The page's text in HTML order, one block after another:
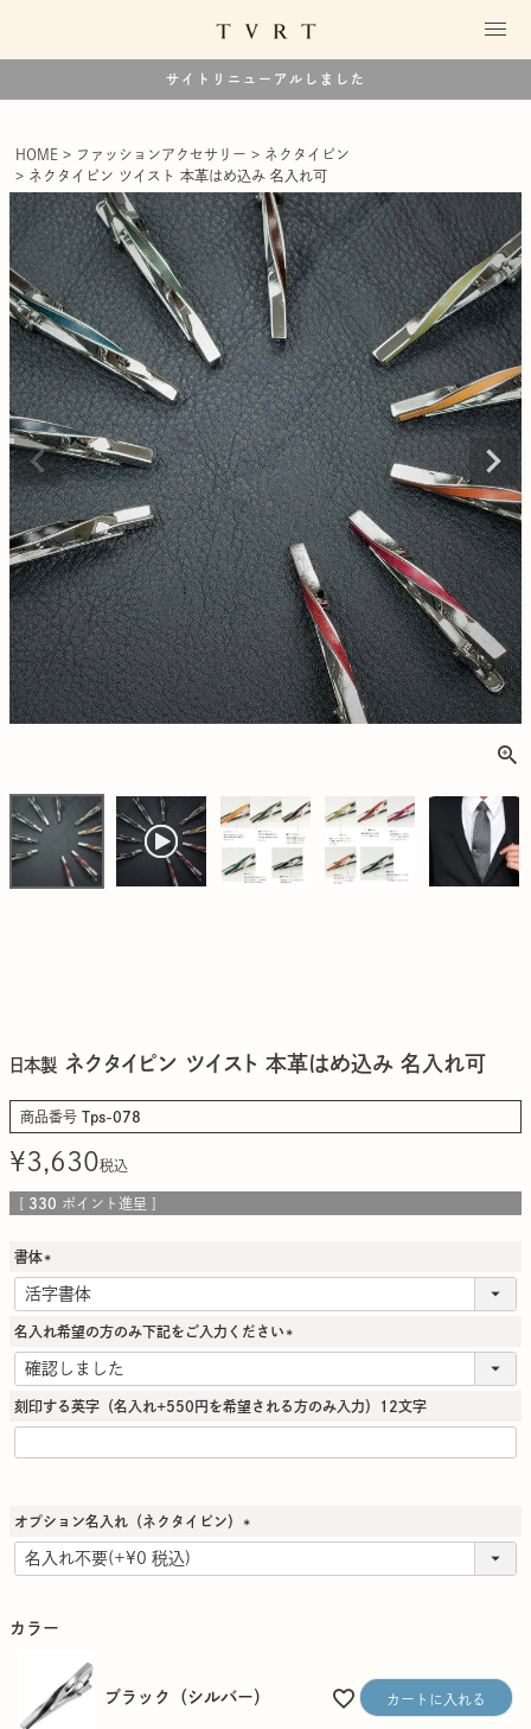
サイトリニューアルしました
HOME ファッションアクセサリー
ネクタイピン
ネクタイピン ツイスト 本革はめ込み 名入れ可
日本製 ネクタイピン ツイスト 本革はめ込み 名入れ可
商品番号 Tps-078
¥3,630税込
[ 330 ポイント進呈 ]
書体
必
須
名入れ希望の方のみ下記をご入力ください
須
刻印する英字（名入れ+550円を希望される方のみ入力）12文字
オプション名入れ（ネクタイピン）
カラー
ブラック（シルバー） カートに入れる